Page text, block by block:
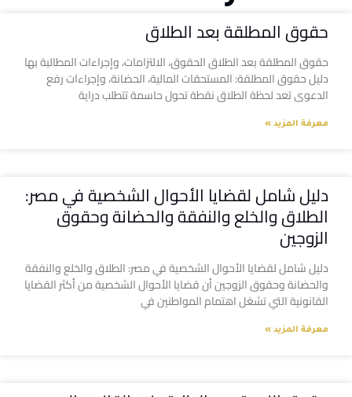
حقوق المطلقة بعد الطلاق
حقوق المطلقة بعد الطلاق الحقوق، الالتزامات، وإجراءات المطالبة بها
دليل حقوق المطلقة: المستحقات المالية، الحضانة، وإجراءات رفع
الدعوى تعد لحظة الطلاق نقطة تحول حاسمة تتطلب دراية
معرفة المزيد »
دليل شامل لقضايا الأحوال الشخصية في مصر:
الطلاق والخلع والنفقة والحضانة وحقوق
الزوجين
دليل شامل لقضايا الأحوال الشخصية في مصر: الطلاق والخلع والنفقة
والحضانة وحقوق الزوجين أن قضايا الأحوال الشخصية من أكثر القضايا
القانونية التي تشغل اهتمام المواطنين في
معرفة المزيد »